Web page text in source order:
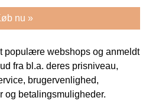
nu »
populære webshops og anmeldt
fra bl.a. deres prisniveau,
brugervenlighed,
og betalingsmuligheder.